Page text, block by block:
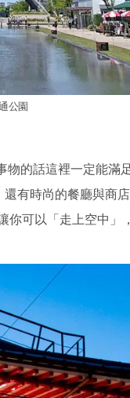
公園
的話這裡一定能滿
有時尚的餐廳與商
可以「走上空中」